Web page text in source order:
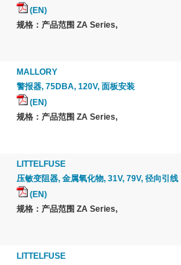
(EN)
规格：产品范围 ZA Series,
MALLORY
警报器, 75DBA, 120V, 面板安装
(EN)
规格：产品范围 ZA Series,
LITTELFUSE
压敏变阻器, 金属氧化物, 31V, 79V, 径向引线
(EN)
规格：产品范围 ZA Series,
LITTELFUSE